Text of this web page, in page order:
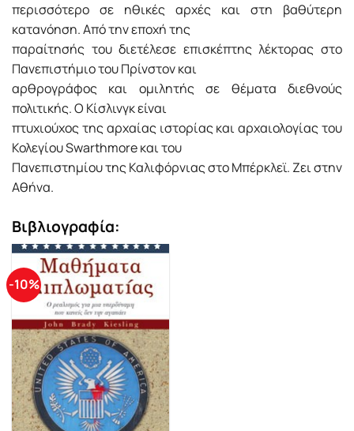
περισσότερο σε ηθικές αρχές και στη βαθύτερη
κατανόηση. Από την εποχή της
παραίτησής του διετέλεσε επισκέπτης λέκτορας στο
Πανεπιστήμιο του Πρίνστον και
αρθρογράφος και ομιλητής σε θέματα διεθνούς
πολιτικής. Ο Κίσλινγκ είναι
πτυχιούχος της αρχαίας ιστορίας και αρχαιολογίας του
Κολεγίου Swarthmore και του
Πανεπιστημίου της Καλιφόρνιας στο Μπέρκλεϊ. Ζει στην
Αθήνα.
Βιβλιογραφία:
-10%